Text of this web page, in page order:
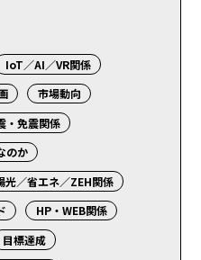
IoT／AI／VR関係
市場動向
・免震関係
のか
光／省エネ／ZEH関係
HP・WEB関係
目標達成